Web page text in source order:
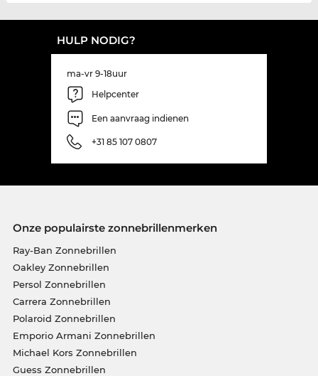
HULP NODIG?
ma-vr 9-18uur
Helpcenter
Een aanvraag indienen
+31 85 107 0807
Onze populairste zonnebrillenmerken
Ray-Ban Zonnebrillen
Oakley Zonnebrillen
Persol Zonnebrillen
Carrera Zonnebrillen
Polaroid Zonnebrillen
Emporio Armani Zonnebrillen
Michael Kors Zonnebrillen
Guess Zonnebrillen